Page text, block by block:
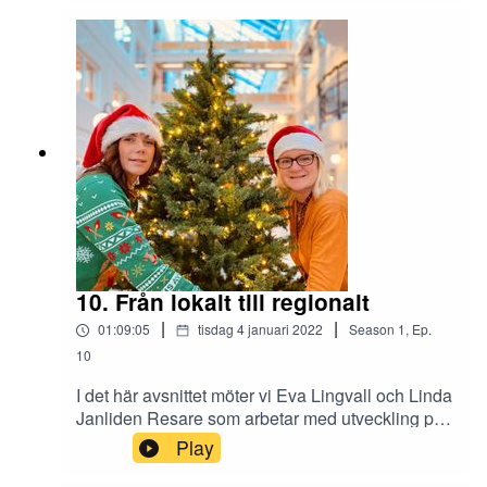
kvinna på många vis och nu får hon berätta mer
om hennes engagemang i bygden och hur hon
gick från tanke till handling när hon startade upp
Värmskogs Supporterklubb som varit otroligt
viktig för bygdens alla föreningar.
10. Från lokalt till regionalt
01:09:05 | tisdag 4 januari 2022 | Season 1, Ep.
10
I det här avsnittet möter vi Eva Lingvall och Linda
Janliden Resare som arbetar med utveckling på
Region Värmland. Eva arbetar med
regeringsuppdraget "Vägen till hållbar
Play